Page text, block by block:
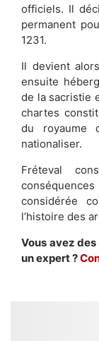
officiels. Il
permanent
1231.
Il devient
ensuite
de la sacristie
chartes
du royaume
nationaliser.
Fréteval
considérée
l’histoire des
Vous avez
un expert ?